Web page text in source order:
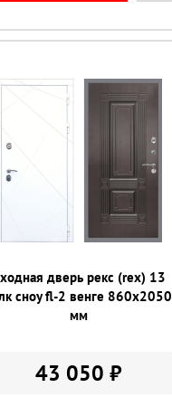
дверь рекс (rex) 13
сноу fl-2 венге 860х2050
мм
43 050 ₽